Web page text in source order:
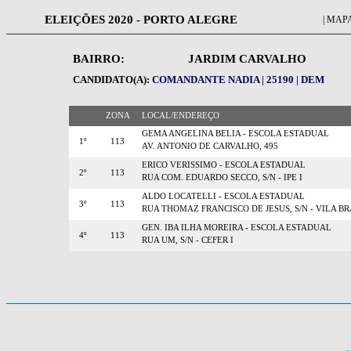
ELEIÇÕES 2020 - PORTO ALEGRE |
BAIRRO: JARDIM CARVALHO
CANDIDATO(A): COMANDANTE NADIA | 25190 | DEM
ZONA LOCAL/ENDEREÇO
1º 113
GEMA ANGELINA BELIA - ESCOLA ESTADUAL
AV. ANTONIO DE CARVALHO, 495
2º 113
ERICO VERISSIMO - ESCOLA ESTADUAL
RUA COM. EDUARDO SECCO, S/N - IPE I
3º 113
ALDO LOCATELLI - ESCOLA ESTADUAL
RUA THOMAZ FRANCISCO DE JESUS, S/N - VILA
4º 113
GEN. IBA ILHA MOREIRA - ESCOLA ESTADUAL
RUA UM, S/N - CEFER I